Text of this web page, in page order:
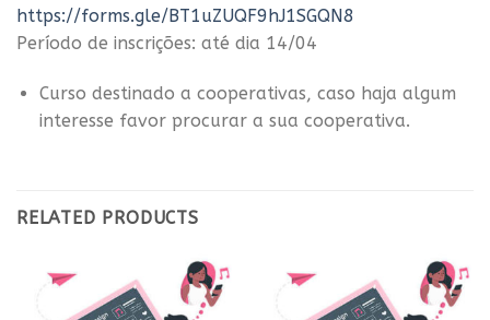
https://forms.gle/BT1uZUQF9hJ1SGQN8
Período de inscrições: até dia 14/04
Curso destinado a cooperativas, caso haja algum
interesse favor procurar a sua cooperativa.
RELATED PRODUCTS